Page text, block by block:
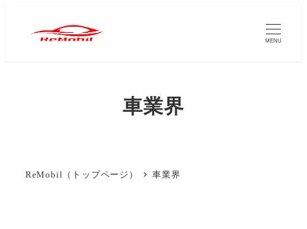
MENU
車業界
ReMobil（トップページ） 車業界